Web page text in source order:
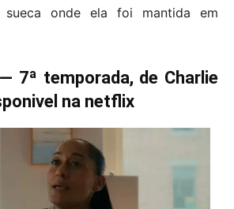
sueca onde ela foi mantida em
7ª temporada, de Charlie
na netflix